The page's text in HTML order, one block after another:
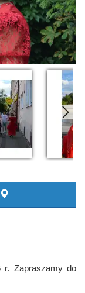
r. Zapraszamy do